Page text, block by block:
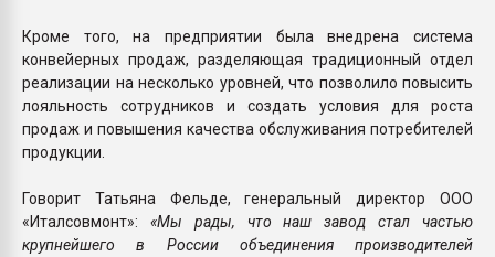
Кроме того, на предприятии была внедрена система
конвейерных продаж, разделяющая традиционный отдел
реализации на несколько уровней, что позволило повысить
лояльность сотрудников и создать условия для роста
продаж и повышения качества обслуживания потребителей
продукции.
Говорит Татьяна Фельде, генеральный директор ООО
«Италсовмонт»: «Мы рады, что наш завод стал частью
крупнейшего в России объединения производителей